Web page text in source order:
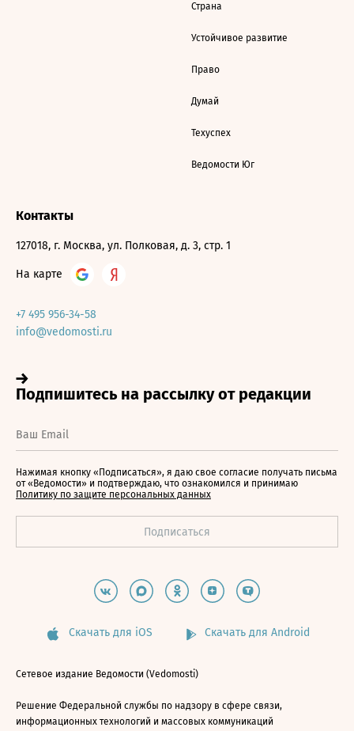
Страна
Устойчивое развитие
Право
Думай
Техуспех
Ведомости Юг
Контакты
127018, г. Москва, ул. Полковая, д. 3, стр. 1
На карте
+7 495 956-34-58
info@vedomosti.ru
Нажимая кнопку «Подписаться», я даю свое согласие получать письма
от «Ведомости» и подтверждаю, что ознакомился и принимаю
Политику по защите персональных данных
Скачать для iOS Скачать для Android
Сетевое издание Ведомости (Vedomosti)
Решение Федеральной службы по надзору в сфере связи,
информационных технологий и массовых коммуникаций